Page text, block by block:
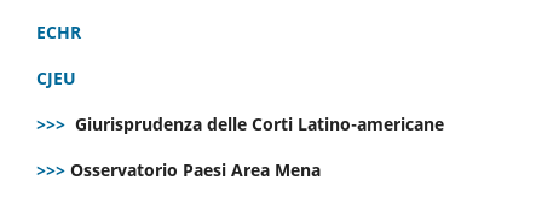
ECHR
CJEU
>>> Giurisprudenza delle Corti Latino-americane
>>> Osservatorio Paesi Area Mena